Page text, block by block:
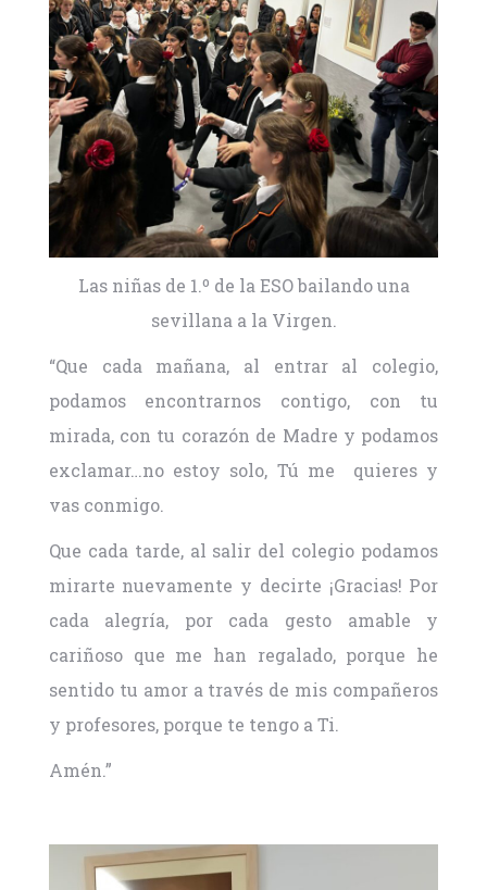
Las niñas de 1.º de la ESO bailando una
sevillana a la Virgen.
“Que cada mañana, al entrar al colegio,
podamos encontrarnos contigo, con tu
mirada, con tu corazón de Madre y podamos
exclamar…no estoy solo, Tú me quieres y
vas conmigo.
Que cada tarde, al salir del colegio podamos
mirarte nuevamente y decirte ¡Gracias! Por
cada alegría, por cada gesto amable y
cariñoso que me han regalado, porque he
sentido tu amor a través de mis compañeros
y profesores, porque te tengo a Ti.
Amén.”